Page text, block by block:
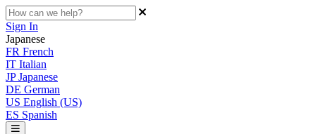
Sign In
Japanese
FR French
IT Italian
JP Japanese
DE German
US English (US)
ES Spanish